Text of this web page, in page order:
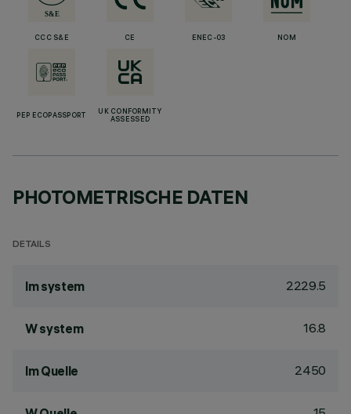
CCC S&E CE ENEC-03 NOM
PEP ECOPASSPORT
UK CONFORMITY
ASSESSED
PHOTOMETRISCHE DATEN
DETAILS
lm system 2229.5
W system 16.8
lm Quelle 2450